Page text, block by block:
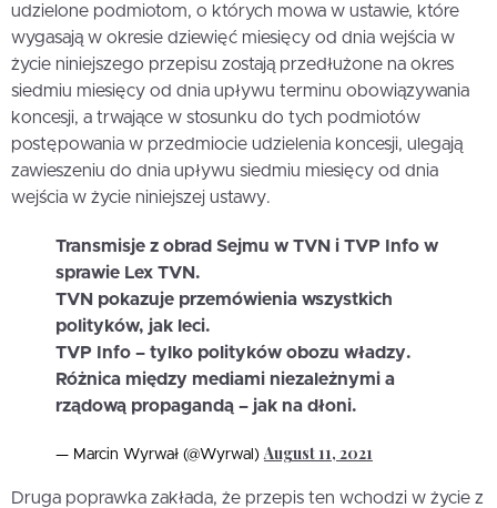
udzielone podmiotom, o których mowa w ustawie, które
wygasają w okresie dziewięć miesięcy od dnia wejścia w
życie niniejszego przepisu zostają przedłużone na okres
siedmiu miesięcy od dnia upływu terminu obowiązywania
koncesji, a trwające w stosunku do tych podmiotów
postępowania w przedmiocie udzielenia koncesji, ulegają
zawieszeniu do dnia upływu siedmiu miesięcy od dnia
wejścia w życie niniejszej ustawy.
Transmisje z obrad Sejmu w TVN i TVP Info w
sprawie Lex TVN.
TVN pokazuje przemówienia wszystkich
polityków, jak leci.
TVP Info – tylko polityków obozu władzy.
Różnica między mediami niezależnymi a
rządową propagandą – jak na dłoni.
— Marcin Wyrwał (@Wyrwal) August 11, 2021
Druga poprawka zakłada, że przepis ten wchodzi w życie z